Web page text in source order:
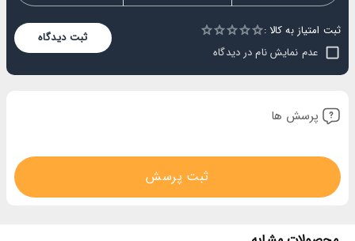
ثبت امتیاز به کالا :
1 Star
2 Stars
3 Stars
4 Stars
5 Stars
Empty
عدم نمایش نام در دیدگاه
ثبت دیدگاه
پرسش ها
ثبت پرسش